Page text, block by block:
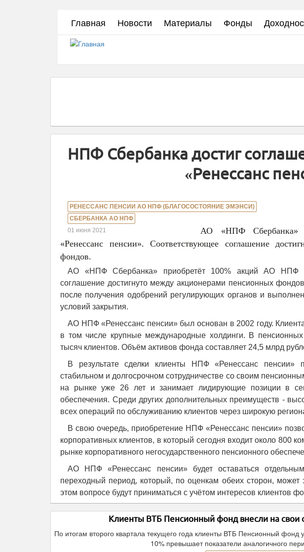
Главная Новости Материалы Фонды
НПФ Сбербанка достиг
«Ренессанс
РЕНЕССАНС ПЕНСИИ АО НПФ (БЛАГОСОСТОЯНИЕ ЭМЭНСИ)
СБЕРБАНКА АО НПФ
01 июня 2021
АО «НПФ Сбербанка»
«Ренессанс пенсии». Соответствующее соглашение
фондов.
АО «НПФ Сбербанка» приобретёт 100% акций АО НПФ
соглашение достигнуто между акционерами пенсионных
после получения одобрений регулирующих органов и
условий закрытия.
АО НПФ «Ренессанс пенсии» был основан в 2002 году.
в том числе крупные международные холдинги. В
тысяч клиентов. Объём активов фонда составляет 24,5 млрд
В результате сделки клиенты НПФ «Ренессанс пенсии»
стабильном и долгосрочном сотрудничестве со своим
на рынке уже 26 лет и занимает лидирующие позиции в
обеспечения. Среди других дополнительных преимуществ -
всех операций по обслуживанию клиентов через широкую
В свою очередь, приобретение НПФ «Ренессанс пенсии»
корпоративных клиентов, в который сегодня входит около 800
рынке корпоративного негосударственного пенсионного
АО НПФ «Ренессанс пенсии» будет оставаться
переходный период, который, по оценкам обеих сторон,
этом вопросе будут приниматься с учётом интересов клиентов
Клиенты ВТБ Пенсионный фонд внесли на свои
По итогам второго квартала текущего года клиенты ВТБ Пенсионный фонд
10% превышает показатели аналогичного